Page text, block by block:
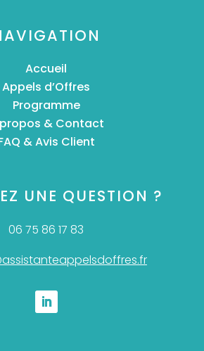
Accueil
Appels d’Offres
Programme
& Contact
& Avis Client
UNE QUESTION ?
06 75 86 17 83